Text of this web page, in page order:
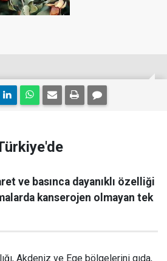
ve basınca dayanıklı özelliği
kanserojen olmayan tek
Akdeniz ve Ege bölgelerini gıda,